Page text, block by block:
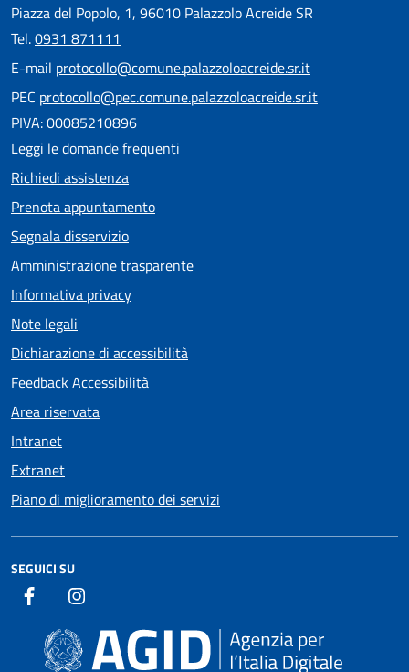
Piazza del Popolo, 1, 96010 Palazzolo Acreide SR
Tel.0931 871111
E-mail protocollo@comune.palazzoloacreide.sr.it
PEC protocollo@pec.comune.palazzoloacreide.sr.it
PIVA: 00085210896
Leggi le domande frequenti
Richiedi assistenza
Prenota appuntamento
Segnala disservizio
Amministrazione trasparente
Informativa privacy
Note legali
Dichiarazione di accessibilità
Feedback Accessibilità
Area riservata
Intranet
Extranet
Piano di miglioramento dei servizi
SEGUICI SU